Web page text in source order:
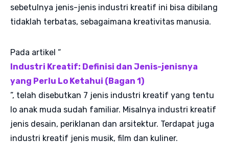
sebetulnya jenis-jenis industri kreatif ini bisa dibilang
tidaklah terbatas, sebagaimana kreativitas manusia.
Pada artikel “
Industri Kreatif: Definisi dan Jenis-jenisnya
yang Perlu Lo Ketahui (Bagan 1)
”, telah disebutkan 7 jenis industri kreatif yang tentu
lo anak muda sudah familiar. Misalnya industri kreatif
jenis desain, periklanan dan arsitektur. Terdapat juga
industri kreatif jenis musik, film dan kuliner.